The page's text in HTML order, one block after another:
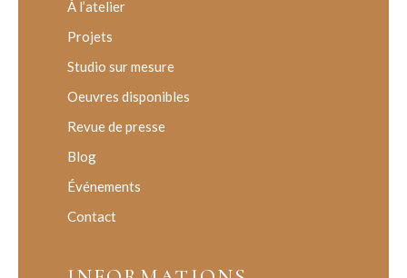
À l’atelier
Projets
Studio sur mesure
Oeuvres disponibles
Revue de presse
Blog
Événements
Contact